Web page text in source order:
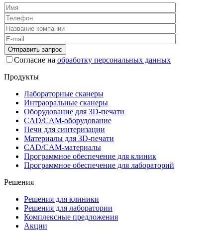
Согласие на обработку персональных данных
Продукты
Лабораторные сканеры
Интраоральные сканеры
Оборудование для 3D-печати
CAD/CAM-оборудование
Печи для синтеризации
Материалы для 3D-печати
CAD/CAM-материалы
Программное обеспечение для клиник
Программное обеспечение для лабораторий
Решения
Решения для клиники
Решения для лаборатории
Комплексные предложения
Акции